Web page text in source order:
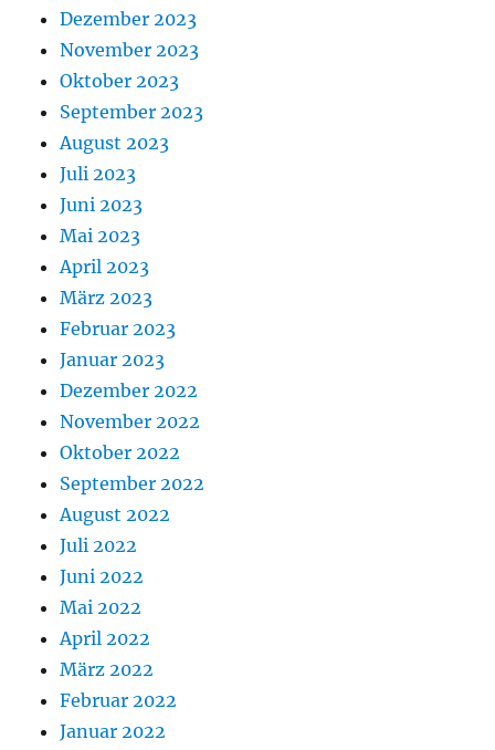
Dezember 2023
November 2023
Oktober 2023
September 2023
August 2023
Juli 2023
Juni 2023
Mai 2023
April 2023
März 2023
Februar 2023
Januar 2023
Dezember 2022
November 2022
Oktober 2022
September 2022
August 2022
Juli 2022
Juni 2022
Mai 2022
April 2022
März 2022
Februar 2022
Januar 2022